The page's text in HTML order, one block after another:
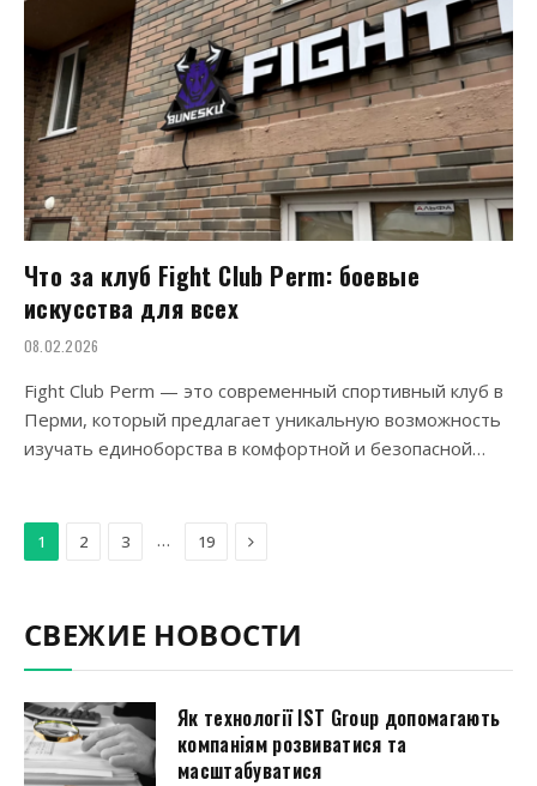
Что за клуб Fight Club Perm: боевые
искусства для всех
08.02.2026
Fight Club Perm — это современный спортивный клуб в
Перми, который предлагает уникальную возможность
изучать единоборства в комфортной и безопасной…
1 2 3 … 19 Next
СВЕЖИЕ НОВОСТИ
Як технології IST Group допомагають
компаніям розвиватися та
масштабуватися